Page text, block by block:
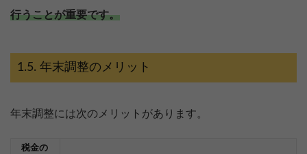
行うことが重要です。
年末調整のメリット
年末調整には次のメリットがあります。
税金の